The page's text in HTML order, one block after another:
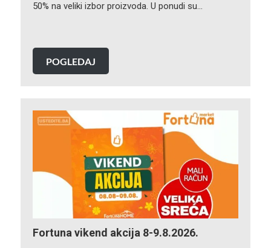
50% na veliki izbor proizvoda. U ponudi su…
POGLEDAJ
Fortuna vikend akcija 8-9.8.2026.